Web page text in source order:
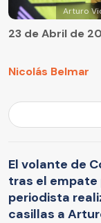
Arturo
Nicolás Belmar
23 de Abril de
El volante de
tras el empate
periodista
casillas a